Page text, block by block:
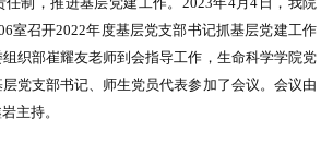
任制，推进基层党建工作。2023年4月4日，我院
室召开2022年度基层党支部书记抓基层党建工作
织部崔耀友老师到会指导工作，生命科学学院党
党支部书记、师生党员代表参加了会议。会议由
主持。